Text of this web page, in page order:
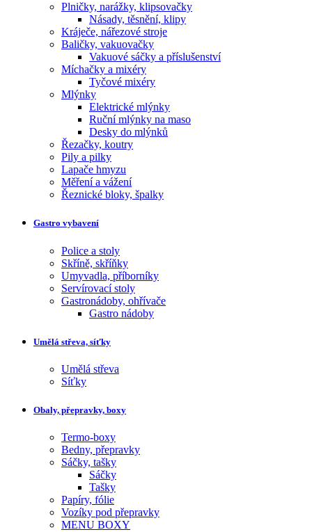
Plničky, narážky, klipsovačky
Násady, těsnění, klipy
Kráječe, nářezové stroje
Baličky, vakuovačky
Vakuové sáčky a příslušenství
Míchačky a mixéry
Tyčové mixéry
Mlýnky
Elektrické mlýnky
Ruční mlýnky na maso
Desky do mlýnků
Řezačky, koutry
Pily a pilky
Lapače hmyzu
Měření a vážení
Řeznické bloky, špalky
Gastro vybavení
Police a stoly
Skříně, skříňky
Umyvadla, příborníky
Servírovací stoly
Gastronádoby, ohřívače
Gastro nádoby
Umělá střeva, síťky
Umělá střeva
Síťky
Obaly, přepravky, boxy
Termo-boxy
Bedny, přepravky
Sáčky, tašky
Sáčky
Tašky
Papíry, fólie
Vozíky pod přepravky
MENU BOXY